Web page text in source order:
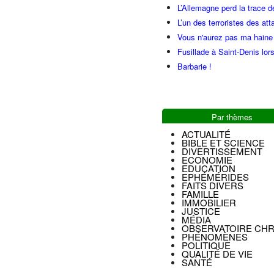
L’Allemagne perd la trace
L’un des terroristes des
Vous n'aurez pas ma haine
Fusillade à Saint-Denis
Barbarie !
Par thèmes
ACTUALITÉ
BIBLE ET SCIENCE
DIVERTISSEMENT
ECONOMIE
EDUCATION
EPHÉMÉRIDES
FAITS DIVERS
FAMILLE
IMMOBILIER
JUSTICE
MÉDIA
OBSERVATOIRE
PHÉNOMÈNES
POLITIQUE
QUALITÉ DE VIE
SANTÉ